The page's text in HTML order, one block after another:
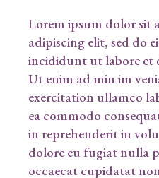
Lorem ipsum dolor sit
adipiscing elit, sed do
incididunt ut labore et
Ut enim ad min im
exercitation ullamco
ea commodo
in reprehenderit in
dolore eu fugiat nulla
occaecat cupidatat